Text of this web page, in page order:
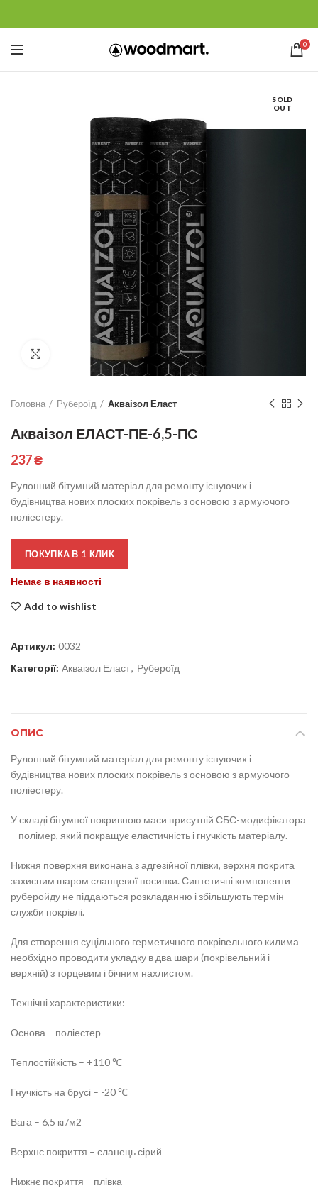
0
SOLD
OUT
Click to enlarge
Головна Рубероїд Акваізол Еласт
Акваізол ЕЛАСТ-ПЕ-6,5-ПС
237₴
Рулонний бітумний матеріал для ремонту існуючих і
будівництва нових плоских покрівель з основою з армуючого
поліестеру.
ПОКУПКА В 1 КЛИК
Немає в наявності
Add to wishlist
Артикул: 0032
Категорії: Акваізол Еласт, Рубероїд
ОПИС
Рулонний бітумний матеріал для ремонту існуючих і
будівництва нових плоских покрівель з основою з армуючого
поліестеру.
У складі бітумної покривною маси присутній СБС-модифікатора
– полімер, який покращує еластичність і гнучкість матеріалу.
Нижня поверхня виконана з адгезійної плівки, верхня покрита
захисним шаром сланцевої посипки. Синтетичні компоненти
руберойду не піддаються розкладанню і збільшують термін
служби покрівлі.
Для створення суцільного герметичного покрівельного килима
необхідно проводити укладку в два шари (покрівельний і
верхній) з торцевим і бічним нахлистом.
Технічні характеристики:
Основа – поліестер
Теплостійкість – +110 ℃
Гнучкість на брусі – -20 ℃
Вага – 6,5 кг/м2
Верхнє покриття – сланець сірий
Нижнє покриття – плівка